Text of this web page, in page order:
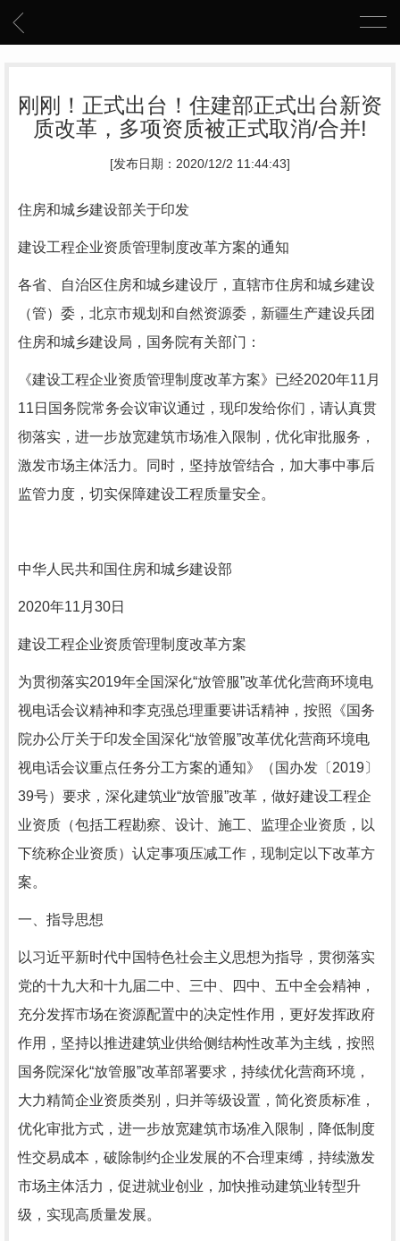
刚刚！正式出台！住建部正式出台新资
质改革，多项资质被正式取消/合并!
[发布日期：2020/12/2 11:44:43]
住房和城乡建设部关于印发
建设工程企业资质管理制度改革方案的通知
各省、自治区住房和城乡建设厅，直辖市住房和城乡建设
（管）委，北京市规划和自然资源委，新疆生产建设兵团
住房和城乡建设局，国务院有关部门：
《建设工程企业资质管理制度改革方案》已经2020年11月
11日国务院常务会议审议通过，现印发给你们，请认真贯
彻落实，进一步放宽建筑市场准入限制，优化审批服务，
激发市场主体活力。同时，坚持放管结合，加大事中事后
监管力度，切实保障建设工程质量安全。
中华人民共和国住房和城乡建设部
2020年11月30日
建设工程企业资质管理制度改革方案
为贯彻落实2019年全国深化“放管服”改革优化营商环境电
视电话会议精神和李克强总理重要讲话精神，按照《国务
院办公厅关于印发全国深化“放管服”改革优化营商环境电
视电话会议重点任务分工方案的通知》（国办发〔2019〕
39号）要求，深化建筑业“放管服”改革，做好建设工程企
业资质（包括工程勘察、设计、施工、监理企业资质，以
下统称企业资质）认定事项压减工作，现制定以下改革方
案。
一、指导思想
以习近平新时代中国特色社会主义思想为指导，贯彻落实
党的十九大和十九届二中、三中、四中、五中全会精神，
充分发挥市场在资源配置中的决定性作用，更好发挥政府
作用，坚持以推进建筑业供给侧结构性改革为主线，按照
国务院深化“放管服”改革部署要求，持续优化营商环境，
大力精简企业资质类别，归并等级设置，简化资质标准，
优化审批方式，进一步放宽建筑市场准入限制，降低制度
性交易成本，破除制约企业发展的不合理束缚，持续激发
市场主体活力，促进就业创业，加快推动建筑业转型升
级，实现高质量发展。